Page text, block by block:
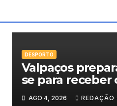
DESPORTO
Valpaços
se para receber
AGO 4, 2026 REDAÇÃO